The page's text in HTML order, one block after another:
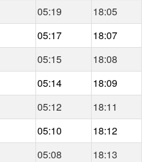
05:19
18:05
05:17
18:07
05:15
18:08
05:14
18:09
05:12
18:11
05:10
18:12
05:08
18:13